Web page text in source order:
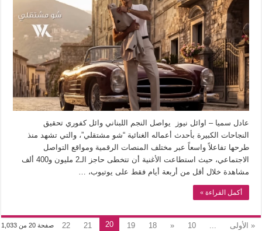
عادل سميا – اوائل نيوز يواصل النجم اللبناني وائل كفوري تحقيق
النجاحات الكبيرة بأحدث أعماله الغنائية “شو مشتقلي”، والتي تشهد منذ
طرحها تفاعلاً واسعاً عبر مختلف المنصات الرقمية ومواقع التواصل
الاجتماعي، حيث استطاعت الأغنية أن تتخطى حاجز الـ2 مليون و400 ألف
مشاهدة خلال أقل من أربعة أيام فقط على يوتيوب، …
أكمل القراءة »
صفحة 20 من 1,033 « الأولى 10
«
18
19
20
21
22